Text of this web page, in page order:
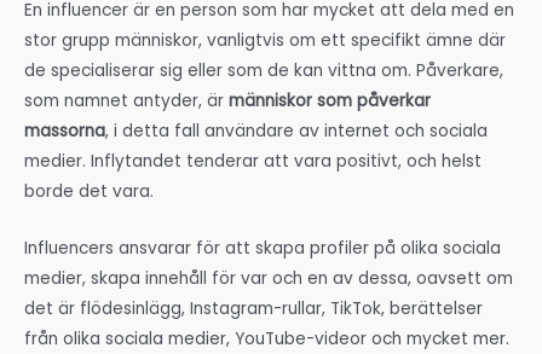
En influencer är en person som har mycket att dela med en
stor grupp människor, vanligtvis om ett specifikt ämne där
de specialiserar sig eller som de kan vittna om. Påverkare,
som namnet antyder, är människor som påverkar
massorna, i detta fall användare av internet och sociala
medier. Inflytandet tenderar att vara positivt, och helst
borde det vara.
Influencers ansvarar för att skapa profiler på olika sociala
medier, skapa innehåll för var och en av dessa, oavsett om
det är flödesinlägg, Instagram-rullar, TikTok, berättelser
från olika sociala medier, YouTube-videor och mycket mer.